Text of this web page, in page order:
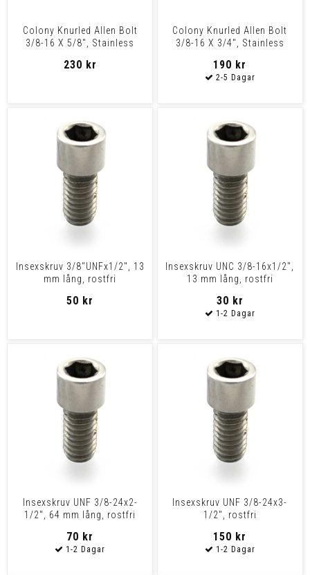
Colony Knurled Allen Bolt
3/8-16 X 5/8", Stainless
230 kr
Colony Knurled Allen Bolt
3/8-16 X 3/4", Stainless
190 kr
Insexskruv 3/8"UNFx1/2", 13
mm lång, rostfri
50 kr
Insexskruv UNC 3/8-16x1/2",
13 mm lång, rostfri
30 kr
Insexskruv UNF 3/8-24x2-
1/2", 64 mm lång, rostfri
70 kr
Insexskruv UNF 3/8-24x3-
1/2", rostfri
150 kr